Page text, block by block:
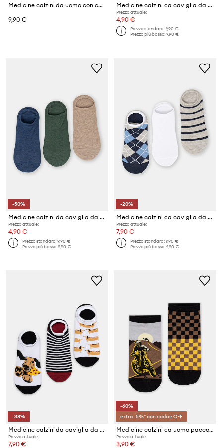
Medicine calzini da uomo con cotone pacco da 2
9,90 €
Medicine calzini da caviglia da uomo pacco da 3
Prezzo attuale:
4,90 €
Prezzo standard:9,90 €
Prezzo più basso:9,90 €
-50%
Medicine calzini da caviglia da uomo pacco da 3
Prezzo attuale:
4,90 €
Prezzo standard:9,90 €
Prezzo più basso:9,90 €
-20%
Medicine calzini da caviglia da uomo pacco da 3
Prezzo attuale:
7,90 €
Prezzo standard:9,90 €
Prezzo più basso:9,90 €
-38%
Medicine calzini da caviglia da uomo pacco da 3
Prezzo attuale:
7,90 €
-60%
extra -5%* con codice OFF
Medicine calzini da uomo pacco da 2
Prezzo attuale:
3,90 €